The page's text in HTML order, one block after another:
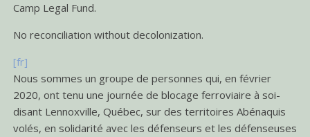
Camp Legal Fund.
No reconciliation without decolonization.
[fr]
Nous sommes un groupe de personnes qui, en février
2020, ont tenu une journée de blocage ferroviaire à soi-
disant Lennoxville, Québec, sur des territoires Abénaquis
volés, en solidarité avec les défenseurs et les défenseuses